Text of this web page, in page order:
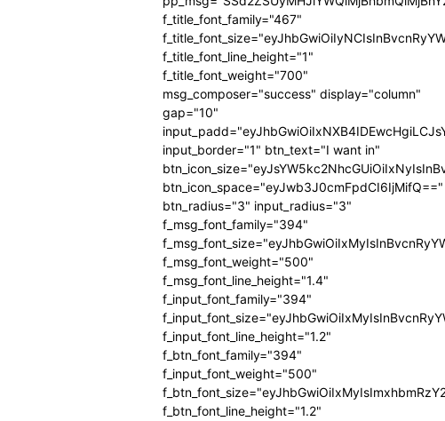
f_title_font_family="467"
f_title_font_line_height="1"
f_title_font_weight="700"
msg_composer="success" display="column"
gap="10"
input_border="1" btn_text="I want in"
btn_icon_space="eyJwb3J0cmFpdCI6IjMifQ=="
btn_radius="3" input_radius="3"
f_msg_font_family="394"
f_msg_font_weight="500"
f_msg_font_line_height="1.4"
f_input_font_family="394"
f_input_font_line_height="1.2"
f_btn_font_family="394"
f_input_font_weight="500"
f_btn_font_line_height="1.2"